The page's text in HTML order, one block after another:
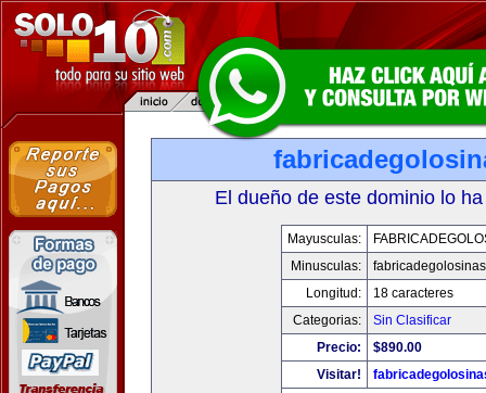
El dueño de este dominio lo
Mayusculas:
Minusculas:
Longitud:
18 caracteres
Categorias:
Sin Clasificar
Precio:
$890.00
Visitar!